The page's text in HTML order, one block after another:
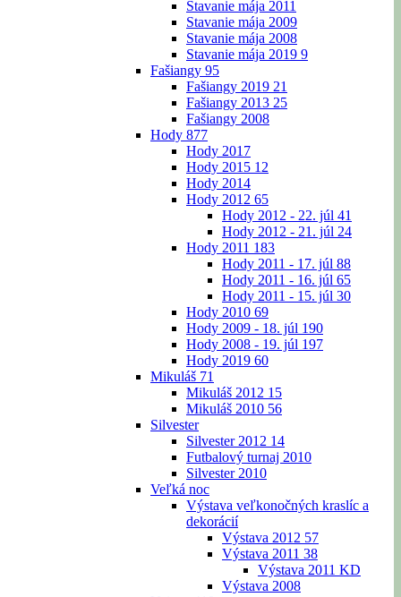
Stavanie mája 2011
Stavanie mája 2009
Stavanie mája 2008
Stavanie mája 2019 9
Fašiangy 95
Fašiangy 2019 21
Fašiangy 2013 25
Fašiangy 2008
Hody 877
Hody 2017
Hody 2015 12
Hody 2014
Hody 2012 65
Hody 2012 - 22. júl 41
Hody 2012 - 21. júl 24
Hody 2011 183
Hody 2011 - 17. júl 88
Hody 2011 - 16. júl 65
Hody 2011 - 15. júl 30
Hody 2010 69
Hody 2009 - 18. júl 190
Hody 2008 - 19. júl 197
Hody 2019 60
Mikuláš 71
Mikuláš 2012 15
Mikuláš 2010 56
Silvester
Silvester 2012 14
Futbalový turnaj 2010
Silvester 2010
Veľká noc
Výstava veľkonočných kraslíc a
dekorácií
Výstava 2012 57
Výstava 2011 38
Výstava 2011 KD
Výstava 2008